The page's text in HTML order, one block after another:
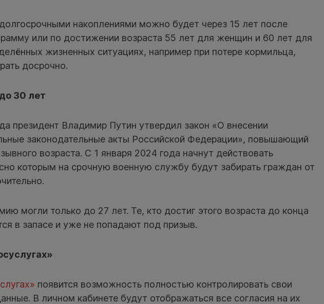
накоплениями можно будет через 15 лет после
или по достижении возраста 55 лет для женщин и 60 лет для
жизненных ситуациях, например при потере кормильца,
досрочно.
30 лет
президент Владимир Путин утвердил закон «О внесении
законодательные акты Российской Федерации», повышающий
возраста. С 1 января 2024 года начнут действовать
которым на срочную военную службу будут забирать граждан от
могли только до 27 лет. Те, кто достиг этого возраста до конца
в запасе и уже не попадают под призыв.
появится возможность полностью контролировать свои
В личном кабинете будут отображаться все согласия на их